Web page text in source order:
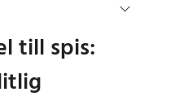
till spis: